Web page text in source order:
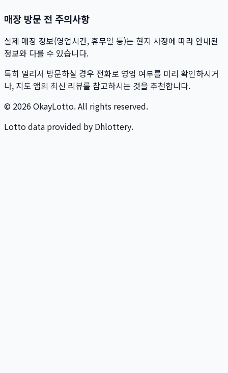
매장 방문 전 주의사항
실제 매장 정보(영업시간, 휴무일 등)는 현지 사정에 따라 안내된
정보와 다를 수 있습니다.
특히 멀리서 방문하실 경우 전화로 영업 여부를 미리 확인하시거
나, 지도 앱의 최신 리뷰를 참고하시는 것을 추천합니다.
© 2026 OkayLotto. All rights reserved.
Lotto data provided by Dhlottery.